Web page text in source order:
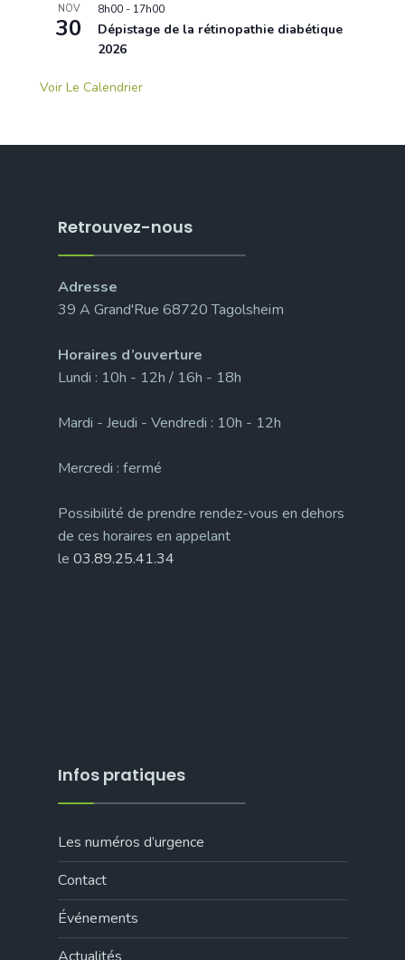
NOV
30
8h00 - 17h00
Dépistage de la rétinopathie diabétique
2026
Voir Le Calendrier
Retrouvez-nous
Adresse
39 A Grand'Rue 68720 Tagolsheim
Horaires d’ouverture
Lundi : 10h - 12h / 16h - 18h
Mardi - Jeudi - Vendredi : 10h - 12h
Mercredi : fermé
Possibilité de prendre rendez-vous en dehors
de ces horaires en appelant
le 03.89.25.41.34
Infos pratiques
Les numéros d’urgence
Contact
Événements